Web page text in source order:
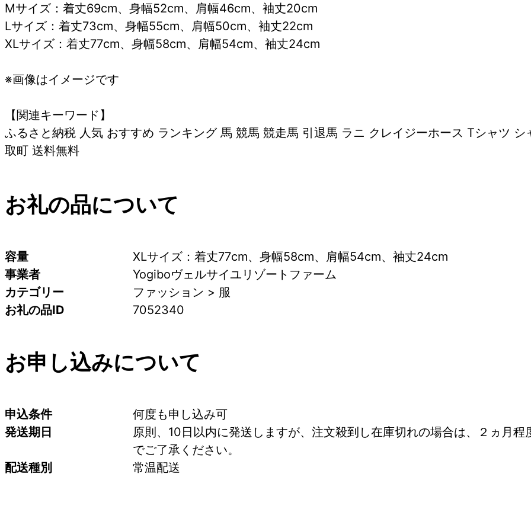
Mサイズ：着丈69cm、身幅52cm、肩幅46cm、袖丈20cm
Lサイズ：着丈73cm、身幅55cm、肩幅50cm、袖丈22cm
XLサイズ：着丈77cm、身幅58cm、肩幅54cm、袖丈24cm
※画像はイメージです
【関連キーワード】
ふるさと納税 人気 おすすめ ランキング 馬 競馬 競走馬 引退馬 ラニ クレイジーホース Tシャツ
取町 送料無料
お礼の品について
容量
XLサイズ：着丈77cm、身幅58cm、肩幅54cm、袖丈24cm
事業者
Yogiboヴェルサイユリゾートファーム
カテゴリー
ファッション > 服
お礼の品ID
7052340
お申し込みについて
申込条件
何度も申し込み可
発送期日
原則、10日以内に発送しますが、注文殺到し在庫切れの場合は、２ヵ月程
でご了承ください。
配送種別
常温配送